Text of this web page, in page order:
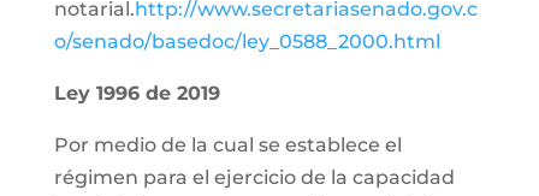
notarial.http://www.secretariasenado.gov.c
o/senado/basedoc/ley_0588_2000.html
Ley 1996 de 2019
Por medio de la cual se establece el
régimen para el ejercicio de la capacidad